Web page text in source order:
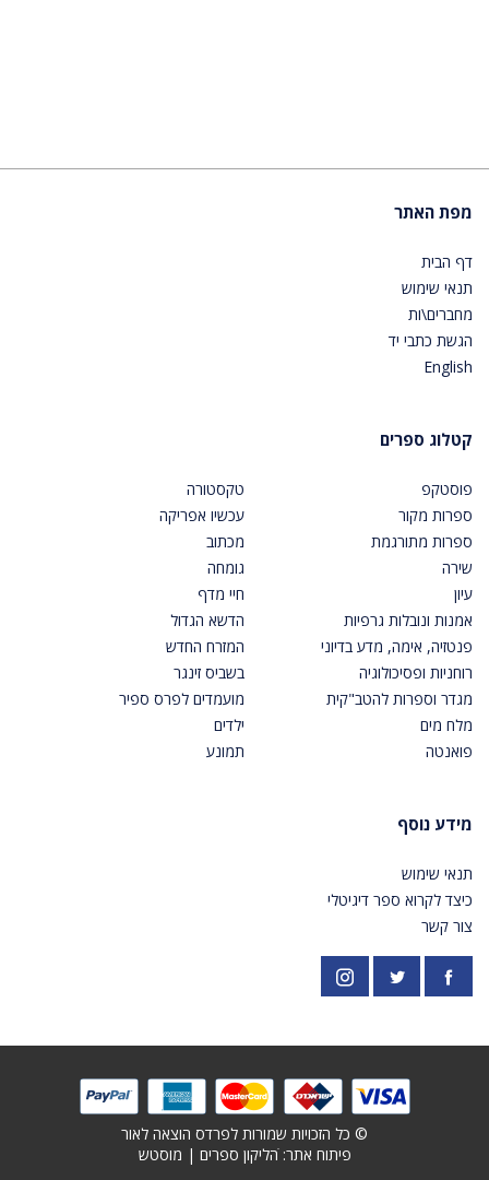
מפת האתר
דף הבית
תנאי שימוש
מחברים\ות
הגשת כתבי יד
English
קטלוג ספרים
פוסטקפ
ספרות מקור
ספרות מתורגמת
שירה
עיון
אמנות ונובלות גרפיות
פנטזיה, אימה, מדע בדיוני
רוחניות ופסיכולוגיה
מגדר וספרות להטב"קית
מלח מים
פואנטה
טקסטורה
עכשיו אפריקה
מכתוב
גומחה
חיי מדף
הדשא הגדול
המזרח החדש
בשביס זינגר
מועמדים לפרס ספיר
ילדים
תמונע
מידע נוסף
תנאי שימוש
כיצד לקרוא ספר דיגיטלי
צור קשר
פייסבוק https://twitter.com/PardesPublish
אינסטגרם
© כל הזכויות שמורות לפרדס הוצאה לאור
פיתוח אתר: ׁהליקון ספרים | מוסטש